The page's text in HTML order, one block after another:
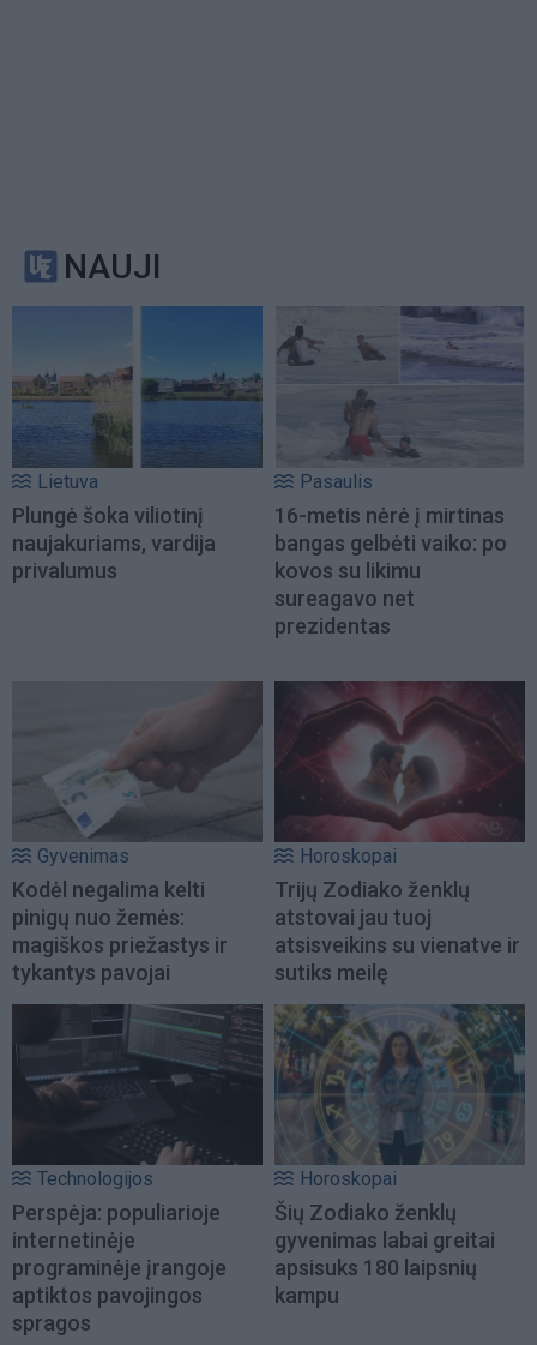
NAUJI
Lietuva
Plungė šoka viliotinį
naujakuriams, vardija
privalumus
Pasaulis
16-metis nėrė į mirtinas
bangas gelbėti vaiko: po
kovos su likimu
sureagavo net
prezidentas
Gyvenimas
Kodėl negalima kelti
pinigų nuo žemės:
magiškos priežastys ir
tykantys pavojai
Horoskopai
Trijų Zodiako ženklų
atstovai jau tuoj
atsisveikins su vienatve ir
sutiks meilę
Technologijos
Perspėja: populiarioje
internetinėje
programinėje įrangoje
aptiktos pavojingos
spragos
Horoskopai
Šių Zodiako ženklų
gyvenimas labai greitai
apsisuks 180 laipsnių
kampu